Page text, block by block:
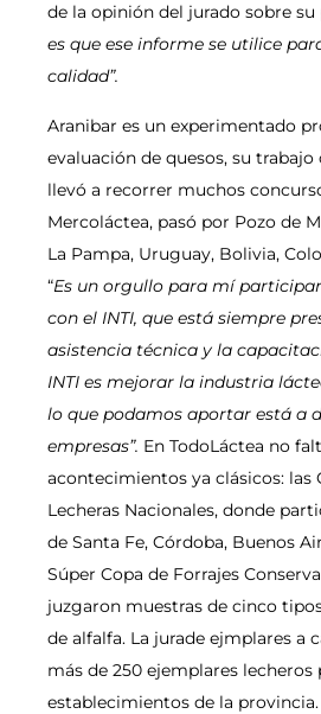
de la opinión del jurado sobre su
es que ese informe se utilice
calidad”.
Aranibar es un experimentado
evaluación de quesos, su
llevó a recorrer muchos
Mercoláctea, pasó por Pozo de
La Pampa, Uruguay, Bolivia,
“Es un orgullo para mí
con el INTI, que está siempre
asistencia técnica y la
INTI es mejorar la industria
lo que podamos aportar está a
empresas”. En TodoLáctea no
acontecimientos ya clásicos: las
Lecheras Nacionales, donde
de Santa Fe, Córdoba, Buenos
Súper Copa de Forrajes
juzgaron muestras de cinco
de alfalfa. La jurade ejmplares a
más de 250 ejemplares lecheros
establecimientos de la provincia.